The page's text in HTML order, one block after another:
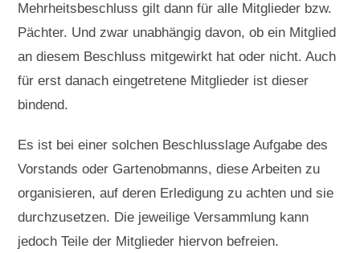
Mehrheitsbeschluss gilt dann für alle Mitglieder bzw.
Pächter. Und zwar unabhängig davon, ob ein Mitglied
an diesem Beschluss mitgewirkt hat oder nicht. Auch
für erst danach eingetretene Mitglieder ist dieser
bindend.
Es ist bei einer solchen Beschlusslage Aufgabe des
Vorstands oder Gartenobmanns, diese Arbeiten zu
organisieren, auf deren Erledigung zu achten und sie
durchzusetzen. Die jeweilige Versammlung kann
jedoch Teile der Mitglieder hiervon befreien.